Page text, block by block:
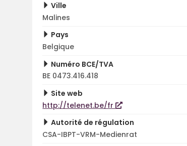
Ville
Malines
Pays
Belgique
Numéro BCE/TVA
BE 0473.416.418
Site web
http://telenet.be/fr
Autorité de régulation
CSA-IBPT-VRM-Medienrat